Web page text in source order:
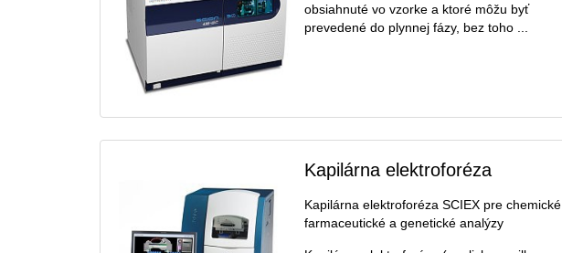
obsiahnuté vo vzorke a ktoré môžu byť
prevedené do plynnej fázy, bez toho ...
Kapilárna elektroforéza
Kapilárna elektroforéza SCIEX pre chemické,
farmaceutické a genetické analýzy